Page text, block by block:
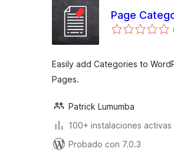
Page
Easily add Categories to
Pages.
Patrick Lumumba
100+ instalaciones activas
Probado con 7.0.3